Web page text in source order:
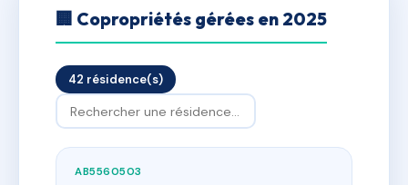
🏢 Copropriétés gérées en 2025
42 résidence(s)
AB5560503